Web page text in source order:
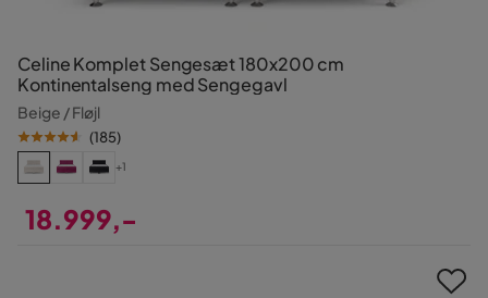
Celine Komplet Sengesæt 180x200 cm
Kontinentalseng med Sengegavl
Beige / Fløjl
(185)
+1
18.999,-